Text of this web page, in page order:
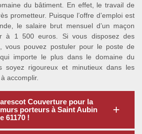
du bâtiment. En effet, le travail de
prometteur. Puisque l’offre d’emploi est
le salaire brut mensuel d’un maçon
à 1 500 euros. Si vous disposez des
vous pouvez postuler pour le poste de
importe le plus dans le domaine du
soyez rigoureux et minutieux dans les
accomplir.
Couverture pour la
porteurs à Saint Aubin
61170 !